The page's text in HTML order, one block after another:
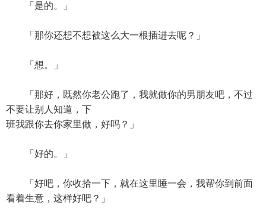
「是的。」
「那你还想不想被这么大一根插进去呢？」
「想。」
「那好，既然你老公跑了，我就做你的男朋友吧，不过
不要让别人知道，下
班我跟你去你家里做，好吗？」
「好的。」
「好吧，你收拾一下，就在这里睡一会，我帮你到前面
看着生意，这样好吧？」